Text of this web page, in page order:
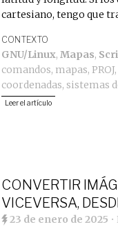
cartesiano, tengo que
CONTEXTO
GNU/Linux,Mapas,
comandos, mapas,PROJ,
coordenadas, sistemas
Leer el artículo
CONVERTIR
VICEVERSA,
23 de enero de 2025